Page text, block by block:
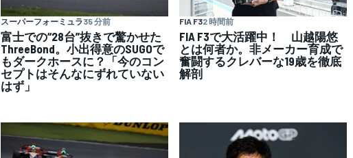
スーパーフォーミュラ35 分前
富士での“28台”抜きで驚かせた
ThreeBond。小出得意のSUGOで
もダークホースに？「今のコン
セプトはそんなにずれていない
はず」
FIA F32 時間前
FIA F3で大活躍中！ 山越陽悠
とは何者か。非メーカー育成で
奮闘するクレバーな19歳を徹底
解剖